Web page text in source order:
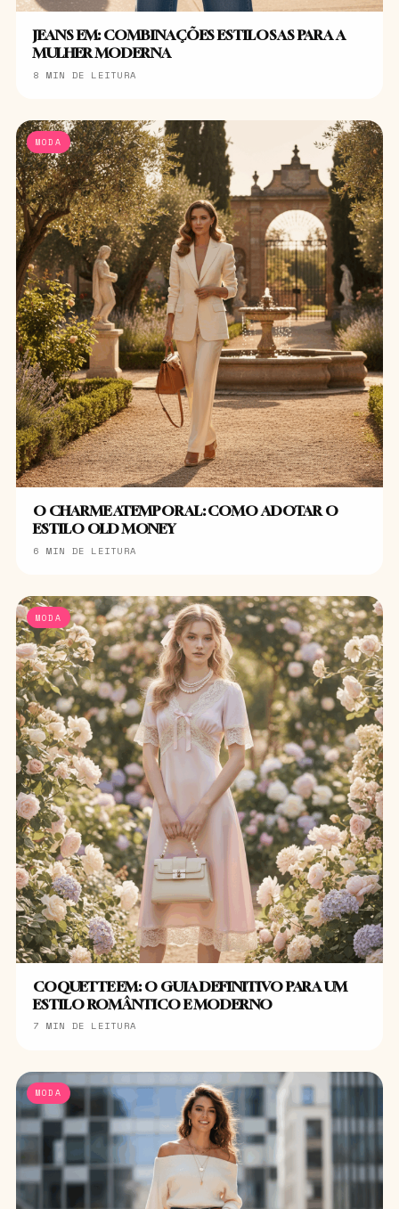
JEANS EM: COMBINAÇÕES ESTILOSAS PARA A
MULHER MODERNA
8 MIN DE LEITURA
MODA
O CHARME ATEMPORAL: COMO ADOTAR O
ESTILO OLD MONEY
6 MIN DE LEITURA
MODA
COQUETTE EM: O GUIA DEFINITIVO PARA UM
ESTILO ROMÂNTICO E MODERNO
7 MIN DE LEITURA
MODA